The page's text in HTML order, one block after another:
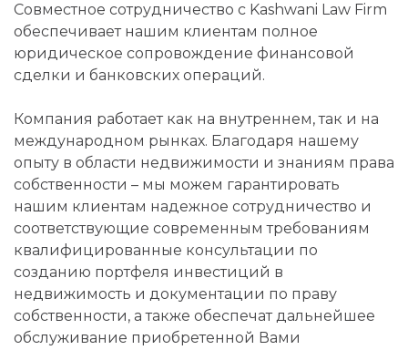
Совместное сотрудничество с Kashwani Law Firm
обеспечивает нашим клиентам полное
юридическое сопровождение финансовой
сделки и банковских операций.
Компания работает как на внутреннем, так и на
международном рынках. Благодаря нашему
опыту в области недвижимости и знаниям права
собственности – мы можем гарантировать
нашим клиентам надежное сотрудничество и
соответствующие современным требованиям
квалифицированные консультации по
созданию портфеля инвестиций в
недвижимость и документации по праву
собственности, а также обеспечат дальнейшее
обслуживание приобретенной Вами